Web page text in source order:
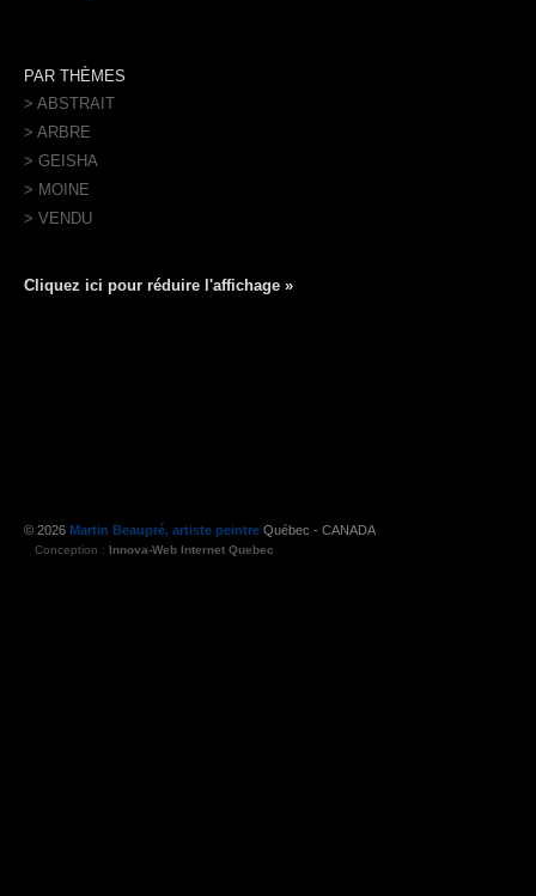
PAR THÈMES
> ABSTRAIT
> ARBRE
> GEISHA
> MOINE
> VENDU
Cliquez ici pour réduire l'affichage »
© 2026 Martin Beaupré, artiste peintre Québec - CANADA
Conception : Innova-Web Internet Quebec